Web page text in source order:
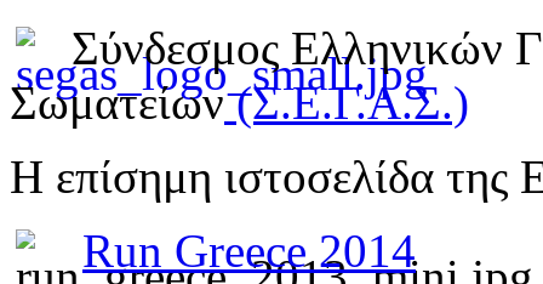
Σύνδεσμος Ελληνικών
Σωματείων (Σ.Ε.Γ.Α.Σ.)
Η επίσημη ιστοσελίδα της
Run Greece 2014